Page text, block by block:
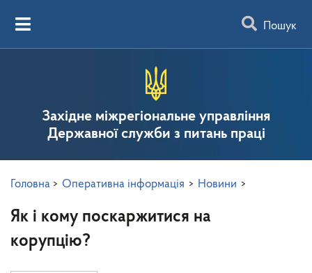
Пошук
Західне міжрегіональне управління
Державної служби з питань праці
Головна > Оперативна інформація > Новини >
Як і кому поскаржитися на
корупцію?